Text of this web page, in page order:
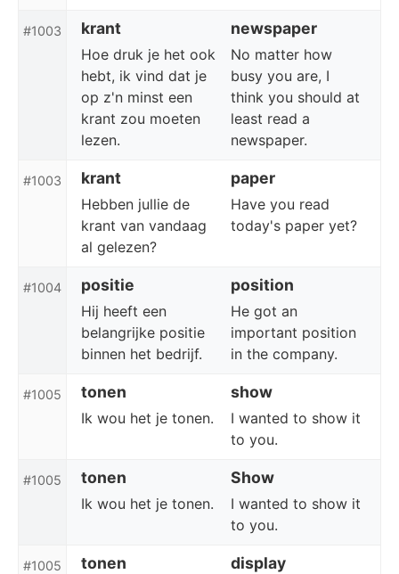
#1003 krant newspaper
Hoe druk je het ook
hebt, ik vind dat je
op z'n minst een
krant zou moeten
lezen.
No matter how
busy you are, I
think you should at
least read a
newspaper.
#1003 krant paper
Hebben jullie de
krant van vandaag
al gelezen?
Have you read
today's paper yet?
#1004 positie position
Hij heeft een
belangrijke positie
binnen het bedrijf.
He got an
important position
in the company.
#1005 tonen show
Ik wou het je tonen.
I wanted to show it
to you.
#1005 tonen Show
Ik wou het je tonen.
I wanted to show it
to you.
#1005 tonen display